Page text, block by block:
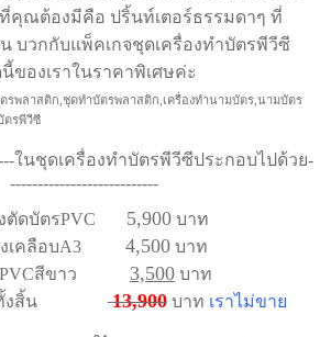
คุณต้องมีคือ ปริ้นท์เตอร์ธรรมดาๆ ที่
บวกกับแพ็คเกจชุดเครื่องทำบัตรพีวีซี
ของเราในราคาพิเศษค่ะ
ในชุดเครื่องทำบัตรพีวีซีประกอบไปด้วย-
---------------------------
งตัดบัตรPVC 5,900 บาท
งเคลือบA3 4,500บาท
PVCสีขาว 3,500บาท
งสิ้น 13,900บาท เราไม่ขาย